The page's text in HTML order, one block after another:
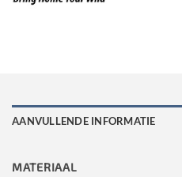
AANVULLENDE INFORMATIE
MATERIAAL